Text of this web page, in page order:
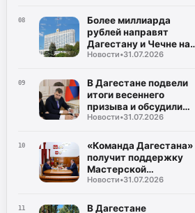
08
Более миллиарда
рублей направят
Дагестану и Чечне на
помощь пострадавшим
Новости•31.07.2026
09
В Дагестане подвели
итоги весеннего
призыва и обсудили
набор на контрактную
Новости•31.07.2026
10
«Команда Дагестана»
получит поддержку
Мастерской
управления «Сенеж»
Новости•31.07.2026
11
В Дагестане